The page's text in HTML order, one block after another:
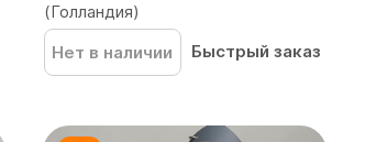
(Голландия)
Нет в наличии
Быстрый заказ